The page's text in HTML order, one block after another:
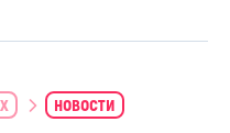
новости